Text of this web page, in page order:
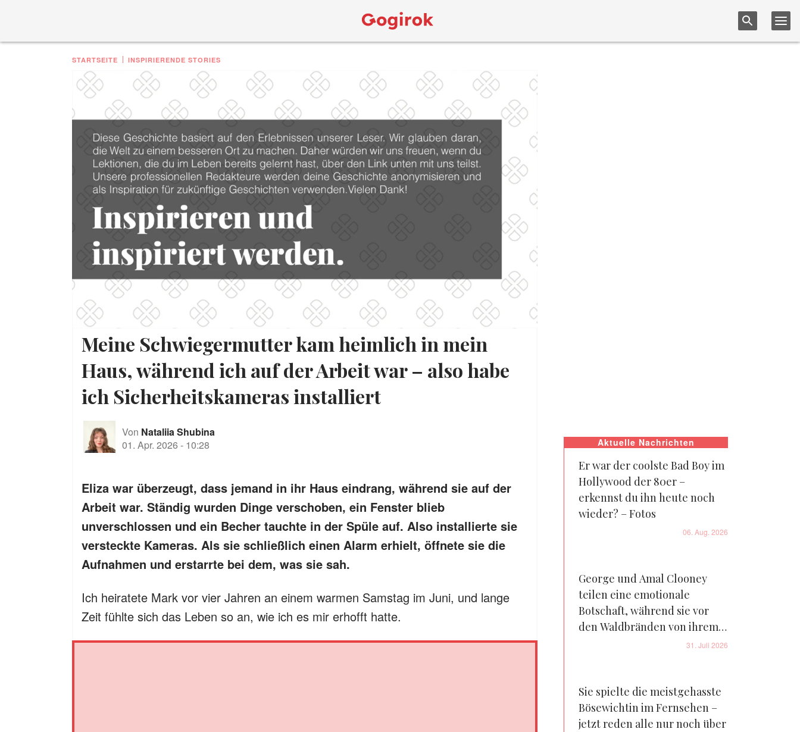
STARTSEITE INSPIRIERENDE STORIES
Meine Schwiegermutter kam heimlich in mein
Haus, während ich auf der Arbeit war – also habe
ich Sicherheitskameras installiert
Von Nataliia Shubina
01. Apr. 2026 - 10:28
Eliza war überzeugt, dass jemand in ihr Haus eindrang, während sie auf der
Arbeit war. Ständig wurden Dinge verschoben, ein Fenster blieb
unverschlossen und ein Becher tauchte in der Spüle auf. Also installierte sie
versteckte Kameras. Als sie schließlich einen Alarm erhielt, öffnete sie die
Aufnahmen und erstarrte bei dem, was sie sah.
Ich heiratete Mark vor vier Jahren an einem warmen Samstag im Juni, und lange
Zeit fühlte sich das Leben so an, wie ich es mir erhofft hatte.
Aktuelle Nachrichten
Er war der coolste Bad Boy im
Hollywood der 80er –
erkennst du ihn heute noch
wieder? – Fotos
06. Aug. 2026
George und Amal Clooney
teilen eine emotionale
Botschaft, während sie vor
den Waldbränden von ihrem
Bauernhof in Frankreich31. Juli 2026
Sie spielte die meistgehasste
Bösewichtin im Fernsehen –
jetzt reden alle nur noch über